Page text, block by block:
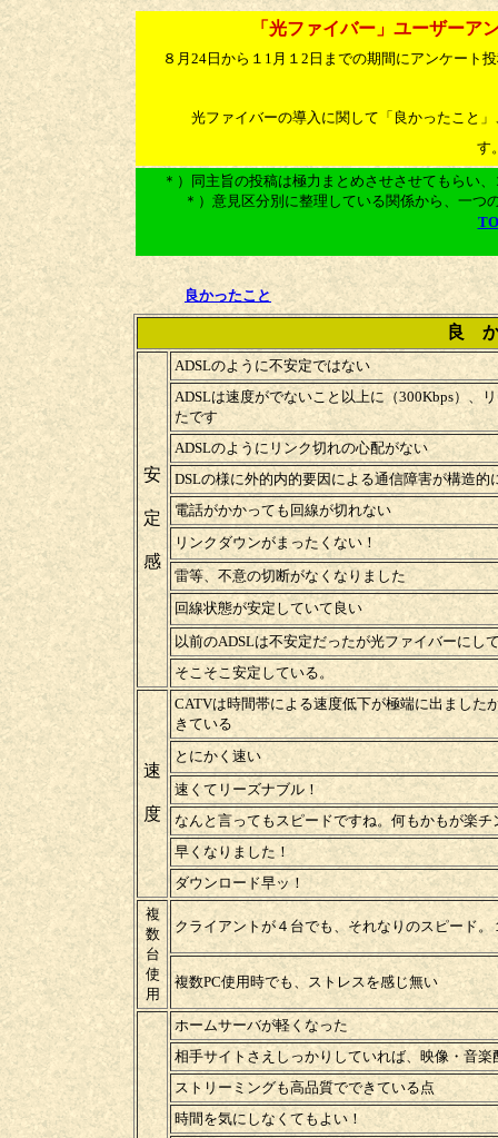
「光ファイバー」 ユーザーア
８月24日から１1月１2日までの期間にアンケート
光ファイバーの導入に関して「良かったこと
す
＊）同主旨の投稿は極力まとめさせさせて
＊）意見区分別に整理している関係から、一
良かったこと
良
安
定
感
ADSLのように不安定ではない
ADSLは速度がでないこと以上に（300Kbps）、
たです
ADSLのようにリンク切れの心配がない
DSLの様に外的内的要因による通信障害が構造的
電話がかかっても回線が切れない
リンクダウンがまったくない！
雷等、不意の切断がなくなりました
回線状態が安定していて良い
以前のADSLは不安定だったが光ファイバーにし
そこそこ安定している。
速
度
CATVは時間帯による速度低下が極端に出ました
きている
とにかく速い
速くてリーズナブル！
なんと言ってもスピードですね。何もかもが楽チ
早くなりました！
ダウンロード早ッ！
複
数
台
使
用
クライアントが４台でも、それなりのスピード
複数PC使用時でも、ストレスを感じ無い
ホームサーバが軽くなった
相手サイトさえしっかりしていれば、映像・音
ストリーミングも高品質でできている点
時間を気にしなくてもよい！